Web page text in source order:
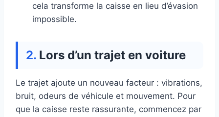
cela transforme la caisse en lieu d’évasion
impossible.
Lors d’un trajet en voiture
Le trajet ajoute un nouveau facteur : vibrations,
bruit, odeurs de véhicule et mouvement. Pour
que la caisse reste rassurante, commencez par